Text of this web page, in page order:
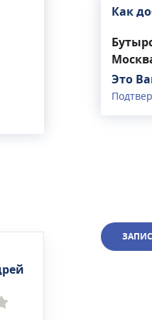
Как
Это